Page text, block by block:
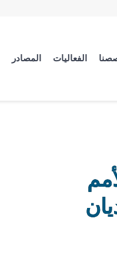
الفعاليات المصادر